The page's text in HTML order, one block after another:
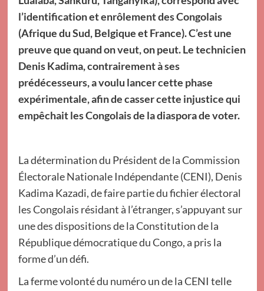
l’identification et enrôlement des Congolais
(Afrique du Sud, Belgique et France). C’est une
preuve que quand on veut, on peut. Le technicien
Denis Kadima, contrairement à ses
prédécesseurs, a voulu lancer cette phase
expérimentale, afin de casser cette injustice qui
empêchait les Congolais de la diaspora de voter.
La détermination du Président de la Commission
Électorale Nationale Indépendante (CENI), Denis
Kadima Kazadi, de faire partie du fichier électoral
les Congolais résidant à l’étranger, s’appuyant sur
une des dispositions de la Constitution de la
République démocratique du Congo, a pris la
forme d’un défi.
La ferme volonté du numéro un de la CENI telle